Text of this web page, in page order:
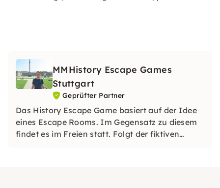
MMHistory Escape Games
Stuttgart
Geprüfter Partner
Das History Escape Game basiert auf der Idee
eines Escape Rooms. Im Gegensatz zu diesem
findet es im Freien statt. Folgt der fiktiven